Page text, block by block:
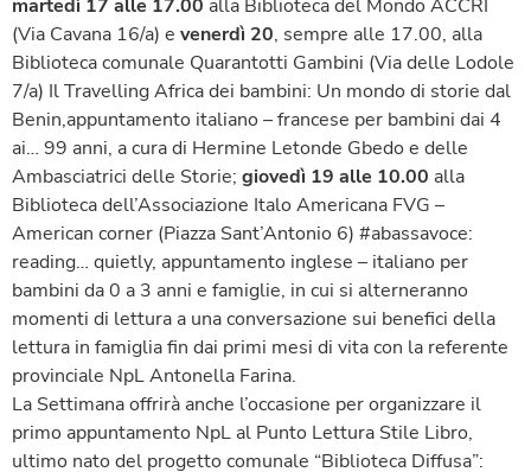
martedì 17 alle 17.00 alla Biblioteca del Mondo ACCRI
(Via Cavana 16/a) e venerdì 20, sempre alle 17.00, alla
Biblioteca comunale Quarantotti Gambini (Via delle Lodole
7/a) Il Travelling Africa dei bambini: Un mondo di storie dal
Benin,appuntamento italiano – francese per bambini dai 4
ai… 99 anni, a cura di Hermine Letonde Gbedo e delle
Ambasciatrici delle Storie; giovedì 19 alle 10.00 alla
Biblioteca dell’Associazione Italo Americana FVG –
American corner (Piazza Sant’Antonio 6) #abassavoce:
reading… quietly, appuntamento inglese – italiano per
bambini da 0 a 3 anni e famiglie, in cui si alterneranno
momenti di lettura a una conversazione sui benefici della
lettura in famiglia fin dai primi mesi di vita con la referente
provinciale NpL Antonella Farina.
La Settimana offrirà anche l’occasione per organizzare il
primo appuntamento NpL al Punto Lettura Stile Libro,
ultimo nato del progetto comunale “Biblioteca Diffusa”: